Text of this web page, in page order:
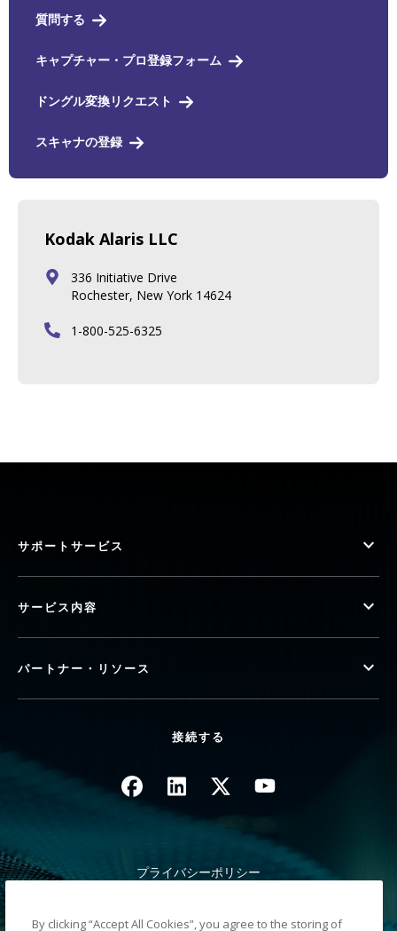
質問する
キャプチャー・プロ登録フォーム
ドングル変換リクエスト
スキャナの登録
Kodak Alaris LLC
336 Initiative Drive
Rochester, New York 14624
1-800-525-6325
サポートサービス
サービス内容
パートナー・リソース
接続する
画像 画像 画像 画像
プライバシーポリシー
By clicking “Accept All Cookies”, you agree to the storing of